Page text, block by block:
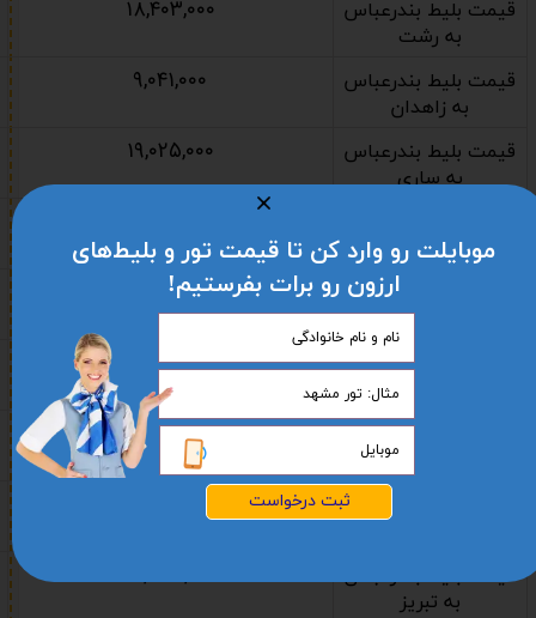
قیمت بلیط بندرعباس
به رشت
۱۸,۴۰۳,۰۰۰
قیمت بلیط بندرعباس
به زاهدان
۹,۰۴۱,۰۰۰
قیمت بلیط بندرعباس
به ساری
۱۹,۰۲۵,۰۰۰
به کیش
قیمت بلیط بندرعباس
به کرمان
۸,۵۳۹,۰۰۰
قیمت بلیط بندرعباس
به کرمانشاه
۱۳,۵۹۷,۰۰۰
قیمت بلیط بندرعباس
به گرگان
۱۷,۲۳۷,۰۰۰
قیمت بلیط بندرعباس
قیمت بلیط بندرعباس
به تبریز
۲۰,۵۴۳,۰۰۰
ثبت درخواست
موبایلت رو وارد کن تا قیمت تور و بلیط‌های
ارزون رو برات بفرستیم!